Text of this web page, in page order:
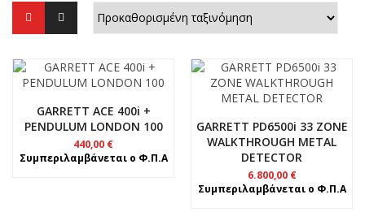
GARRETT ACE 400i +
PENDULUM LONDON 100
440,00 €
Συμπεριλαμβάνεται ο Φ.Π.Α
GARRETT PD6500i 33 ZONE
WALKTHROUGH METAL
DETECTOR
6.800,00 €
Συμπεριλαμβάνεται ο Φ.Π.Α